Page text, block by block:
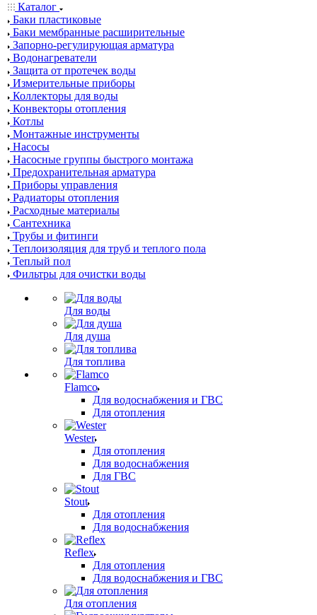
Каталог
Баки пластиковые
Баки мембранные расширительные
Запорно-регулирующая арматура
Водонагреватели
Защита от протечек воды
Измерительные приборы
Коллекторы для воды
Конвекторы отопления
Котлы
Монтажные инструменты
Насосы
Насосные группы быстрого монтажа
Предохранительная арматура
Приборы управления
Радиаторы отопления
Расходные материалы
Сантехника
Трубы и фитинги
Теплоизоляция для труб и теплого пола
Теплый пол
Фильтры для очистки воды
Для воды
Для душа
Для топлива
Flamco
Для водоснабжения и ГВС
Для отопления
Wester
Для отопления
Для водоснабжения
Для ГВС
Stout
Для отопления
Для водоснабжения
Reflex
Для отопления
Для водоснабжения и ГВС
Для отопления